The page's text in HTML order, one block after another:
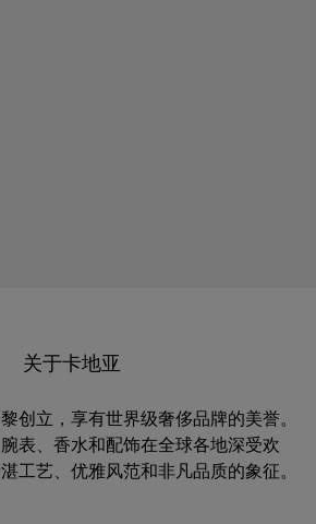
关于卡地亚
创立，享有世界级奢侈品牌的美誉。
表、香水和配饰在全球各地深受欢
工艺、优雅风范和非凡品质的象征。